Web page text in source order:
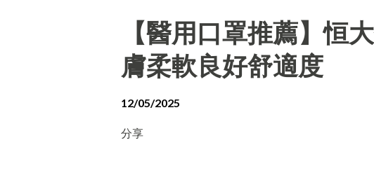
【醫用口罩推薦】恒
膚柔軟良好舒適度
12/05/2025
分享